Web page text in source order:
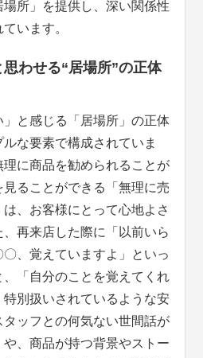
所」を提供し、深い関係性
います。
思わせる“居場所”の正体
と感じる「居場所」の正体
な要素で構成されていま
に商品を勧められることが
ることができる「無理に売
、お客様にとって心地よさ
再来店した際に「以前いら
、覚えていますよ」といっ
「自分のことを覚えてくれ
別扱いされているような安
ッフとの何気ない世間話が
、商品が持つ背景やストー